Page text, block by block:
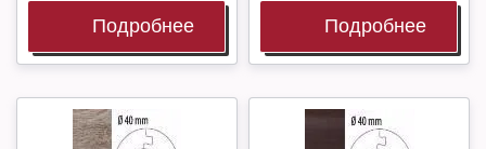
Подробнее Подробнее